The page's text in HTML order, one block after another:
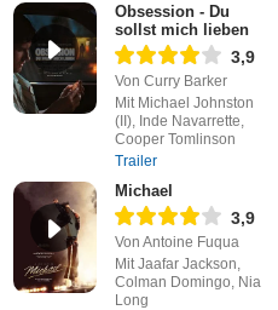
Obsession - Du
sollst mich lieben
3,9
Von Curry Barker
Mit Michael Johnston
(II), Inde Navarrette,
Cooper Tomlinson
Trailer
Michael
3,9
Von Antoine Fuqua
Mit Jaafar Jackson,
Colman Domingo, Nia
Long